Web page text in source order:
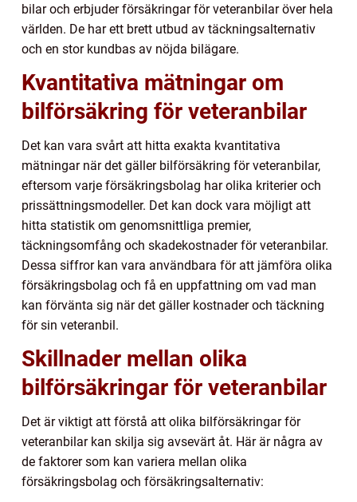
bilar och erbjuder försäkringar för veteranbilar över hela
världen. De har ett brett utbud av täckningsalternativ
och en stor kundbas av nöjda bilägare.
Kvantitativa mätningar om
bilförsäkring för veteranbilar
Det kan vara svårt att hitta exakta kvantitativa
mätningar när det gäller bilförsäkring för veteranbilar,
eftersom varje försäkringsbolag har olika kriterier och
prissättningsmodeller. Det kan dock vara möjligt att
hitta statistik om genomsnittliga premier,
täckningsomfång och skadekostnader för veteranbilar.
Dessa siffror kan vara användbara för att jämföra olika
försäkringsbolag och få en uppfattning om vad man
kan förvänta sig när det gäller kostnader och täckning
för sin veteranbil.
Skillnader mellan olika
bilförsäkringar för veteranbilar
Det är viktigt att förstå att olika bilförsäkringar för
veteranbilar kan skilja sig avsevärt åt. Här är några av
de faktorer som kan variera mellan olika
försäkringsbolag och försäkringsalternativ: